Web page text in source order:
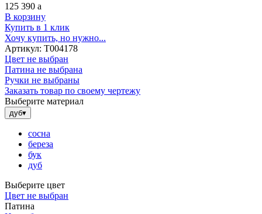
125 390 a
В корзину
Купить в 1 клик
Хочу купить, но нужно...
Артикул: Т004178
Цвет не выбран
Патина не выбрана
Ручки не выбраны
Заказать товар по своему чертежу
Выберите материал
дуб▾
сосна
береза
бук
дуб
Выберите цвет
Цвет не выбран
Патина